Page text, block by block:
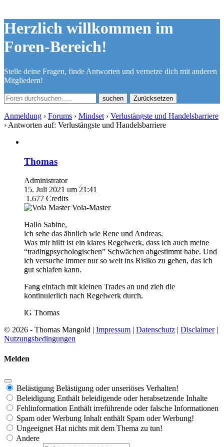
Herzlich willkommen im
Foren-Bereich!
Stelle deine Fragen, finde Antworten und vernetze dich mit anderen
Mitgliedern!
Zurücksetzen
Anmeldung › Forums › Mindset › Verlustängste und Handelsbarriere
› Antworten auf: Verlustängste und Handelsbarriere
Thomas
Administrator
15. Juli 2021 um 21:41
1.677 Credits
Vola-Master
Hallo Sabine,
ich sehe das ähnlich wie Rene und Andreas.
Was mir hilft ist ein klares Regelwerk, dass ich auch meine
“tradingpsychologischen” Schwächen abgestimmt habe. Und
ich versuche immer nur so weit ins Risiko zu gehen, das ich
gut schlafen kann.
Fang einfach mit kleinen Trades an und zieh die
kontinuierlich nach Regelwerk durch.
lG Thomas
© 2026 - Thomas Mangold | Impressum | Datenschutz | Disclaimer|
Nutzungsbedingungen
Melden
Belästigung Belästigung oder unseriöses Verhalten!
Beleidigung Enthält beleidigende oder herabsetzende Inhalte
Fehlinformation Enthält irreführende oder falsche Informationen
Spam oder Werbung Inhalt enthält Spam oder Werbung!
Ungeeignet Hat nichts mit dem Thema zu tun!
Andere